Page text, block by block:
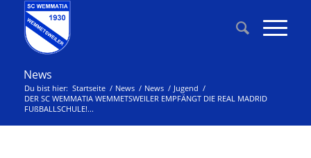
News
Du bist hier: Startseite / News / News / Jugend /
DER SC WEMMATIA WEMMETSWEILER EMPFÄNGT DIE REAL MADRID
FUßBALLSCHULE!...